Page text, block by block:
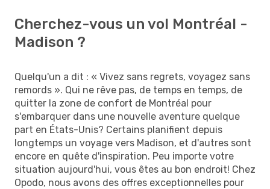
Cherchez-vous un vol Montréal -
Madison ?
Quelqu'un a dit : « Vivez sans regrets, voyagez sans
remords ». Qui ne rêve pas, de temps en temps, de
quitter la zone de confort de Montréal pour
s'embarquer dans une nouvelle aventure quelque
part en États-Unis? Certains planifient depuis
longtemps un voyage vers Madison, et d'autres sont
encore en quête d'inspiration. Peu importe votre
situation aujourd'hui, vous êtes au bon endroit! Chez
Opodo, nous avons des offres exceptionnelles pour